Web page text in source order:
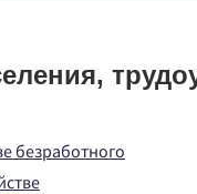
безработного